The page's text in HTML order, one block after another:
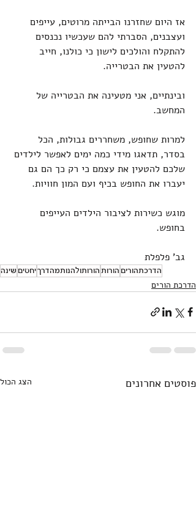
אז היום שחזרנו הבייתה מרוטים, עייפים
ועצבנים, הסברתי להם שעכשיו נכנסים
להתקלח והולכים לישון כי כולנו, חייב
להטעין את הבטרייה.
ובינתיים, אני מטעינה את הבטרייה של
המחשב.
למרות שחופש, משחררים גבולות, הכל
בסדר, תדאגו מידי כמה ימים לאפשר לילדים
שלכם להטעין את עצמם כי רק כך הם גם
יעברו את החופש בכיף ועם המון חוויות.
מוגש כשירות לציבור הילדים העייפים
בחופש.
גב' פלפלת
הדרכתהורים הורות הורותולהנותמהדרךיחסים שינה
הדרכת הורים
פוסטים אחרונים הצג הכול